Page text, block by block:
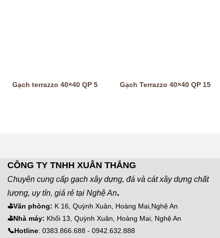
Gạch terrazzo 40×40 QP 5 Gạch Terrazzo 40×40 QP 15
CÔNG TY TNHH XUÂN THẮNG
Chuyên cung cấp gạch xây dựng, đá và cát xây dựng chất
lượng, uy tín, giá rẻ tại Nghệ An.
⛳Văn phòng: K 16, Quỳnh Xuân, Hoàng Mai,Nghệ An
⛳Nhà máy: Khối 13, Quỳnh Xuân, Hoàng Mai, Nghệ An
📞Hotline: 0383.866.688 - 0942.632.888